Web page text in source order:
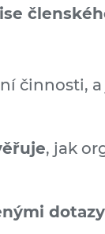
činnosti,
, jak